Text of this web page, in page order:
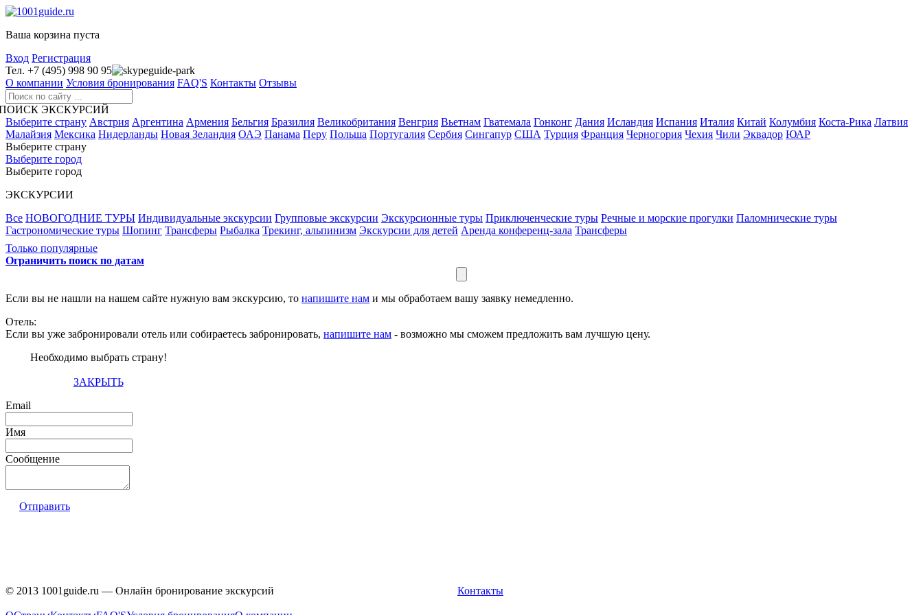
Ваша корзина пуста
Вход Регистрация
Тел. +7 (495) 998 90 95
guide-park
О компании Условия бронирования FAQ'S Контакты Отзывы
ЭКСКУРСИЙ
Выберите страну Австрия Аргентина Армения Бельгия Бразилия Великобритания Венгрия Вьетнам Гватемала Гонконг Дания Исландия Испания Италия Китай Колумбия Коста-Рика Латвия
Малайзия Мексика Нидерланды Новая Зеландия ОАЭ Панама Перу Польша Португалия Сербия Сингапур США Турция Франция Черногория Чехия Чили Эквадор ЮАР
Выберите страну
Выберите город
Выберите город
ЭКСКУРСИИ
Все НОВОГОДНИЕ ТУРЫ Индивидуальные экскурсии Групповые экскурсии Экскурсионные туры Приключенческие туры Речные и морские прогулки Паломнические туры
Гастрономические туры Шопинг Трансферы Рыбалка Трекинг, альпинизм Экскурсии для детей Аренда конференц-зала Трансферы
Только популярные
Ограничить поиск по датам
Если вы не нашли на нашем сайте нужную вам экскурсию, то напишите нам и мы обработаем вашу заявку немедленно.
Отель:
Если вы уже забронировали отель или собираетесь забронировать, напишите нам - возможно мы сможем предложить вам лучшую цену.
Необходимо выбрать страну!
ЗАКРЫТЬ
Email
Имя
Сообщение
Отправить
Контакты
© 2013 1001guide.ru — Онлайн бронирование экскурсий